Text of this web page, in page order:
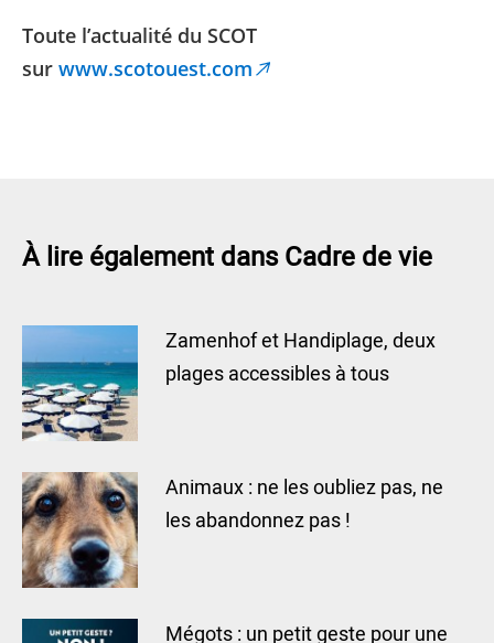
Toute l’actualité du SCOT
surwww.scotouest.com
À lire également dans Cadre de vie
Zamenhof et Handiplage, deux
plages accessibles à tous
Animaux : ne les oubliez pas, ne
les abandonnez pas !
Mégots : un petit geste pour une